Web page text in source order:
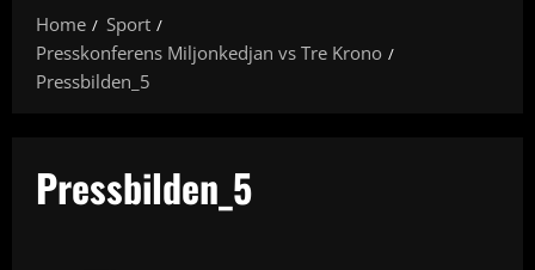
Home
Sport
Presskonferens Miljonkedjan vs Tre Krono
Pressbilden_5
Pressbilden_5